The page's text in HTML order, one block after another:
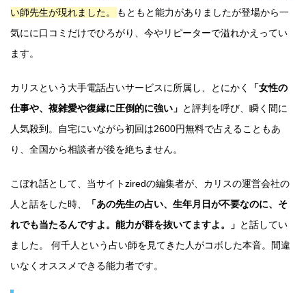
い師先生が現れました。
もともと能力がありましたが登場から一
気にに口コミだけでひろがり、今やリピーターで溢れかえってい
ます。
カリスという大手電話占いサービスに所属し、とにかく
「女性の
仕事や、複雑愛や復縁に圧倒的に強い」 と評判を呼び、瞬く間に
人気殺到。自宅にいながら初回は2600円無料で占えることもあ
り、全国から相談者が後を絶ちません。
こぼれ話として、当サイトziredの編集者が、カリスの運営会社の
人と話をした時、
「あの先生の占い、生年月日が不要なのに、そ
れでも当たるんですよ。能力が群を抜いてますよ。」 と話してい
ました。 何千人という占い師を見てきた人がコボした本音。間違
いなくオススメできる能力者です。